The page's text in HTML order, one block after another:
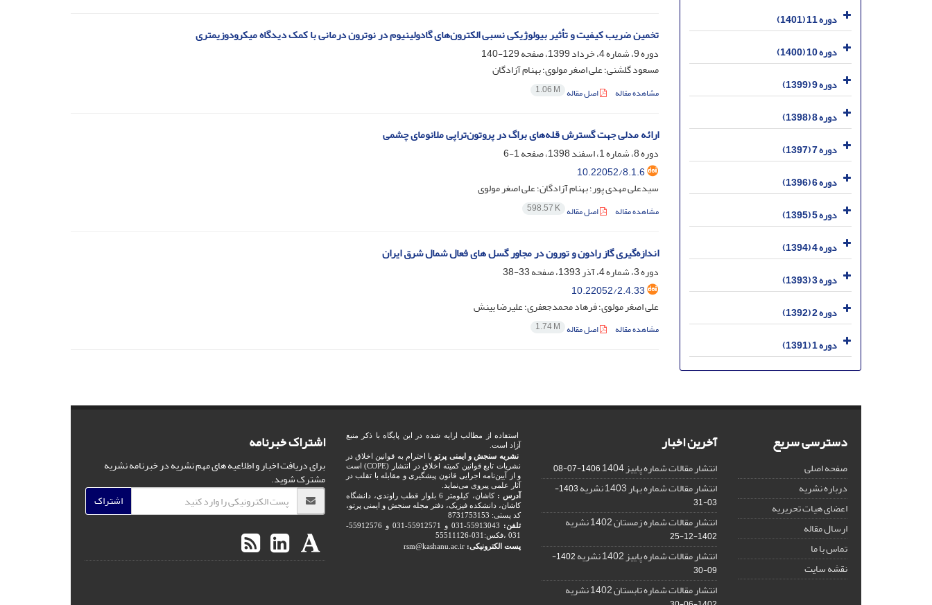
تخمین ضریب کیفیت و تأثیر بیولوژیکی نسبی الکترون‌های گادولینیوم در نوترون درمانی با کمک دیدگاه میکرودوزیمتری
دوره 9، شماره 4، خرداد 1399، صفحه
129-140
مسعود گلشنی؛ علی اصغر مولوی؛ بهنام آزادگان
مشاهده مقاله اصل مقاله 1.06 M
ارائه مدلی جهت گسترش قله‌های براگ در پروتون‌تراپی ملانومای چشمی
دوره 8، شماره 1، اسفند 1398، صفحه
1-6
10.22052/8.1.6
سیدعلی مهدی پور؛ بهنام آزادگان؛ علی اصغر مولوی
مشاهده مقاله اصل مقاله 598.57 K
اندازه‌گیری گاز رادون و تورون در مجاور گسل های فعال شمال شرق ایران
دوره 3، شماره 4، آذر 1393، صفحه
33-38
10.22052/2.4.33
علی اصغر مولوی؛ فرهاد محمدجعفری؛ علیرضا بینش
مشاهده مقاله اصل مقاله 1.74 M
دوره 11 (1401)
دوره 10 (1400)
دوره 9 (1399)
دوره 8 (1398)
دوره 7 (1397)
دوره 6 (1396)
دوره 5 (1395)
دوره 4 (1394)
دوره 3 (1393)
دوره 2 (1392)
دوره 1 (1391)
دسترسی سریع
صفحه اصلی
درباره نشریه
اعضای هیات تحریریه
ارسال مقاله
تماس با ما
نقشه سایت
آخرین اخبار
انتشار مقالات شماره پاییز 1404 1406-07-08
انتشار مقالات شماره بهار 1403 نشریه
1403-
03-31
انتشار مقالات شماره زمستان 1402 نشریه
1402-12-25
انتشار مقالات شماره پاییز 1402 نشریه
1402-
09-30
انتشار مقالات شماره تابستان 1402 نشریه
استفاده از مطالب ارایه شده در این پایگاه با ذکر منبع
آزاد است.
نشریه سنجش و ایمنی پرتو با احترام به قوانین اخلاق در
نشریات تابع قوانین کمیته اخلاق در انتشار (COPE) است
و از آیین‌نامه اجرایی قانون پیشگیری و مقابله با تقلب در
آثار علمی پیروی می‌نماید.
آدرس :
کاشان، کیلومتر 6 بلوار قطب راوندی، دانشگاه
کاشان، دانشکده فیزیک، دفتر مجله سنجش و ایمنی پرتو،
کد پستی: 8731753153
تلفن:
55913043-031 و 55912571-031 و 55912576-
031 ،فکس:031-55511126
پست الکترونیکی: rsm@kashanu.ac.ir
اشتراک خبرنامه
برای دریافت اخبار و اطلاعیه های مهم نشریه در خبرنامه نشریه
مشترک شوید.
اشتراک